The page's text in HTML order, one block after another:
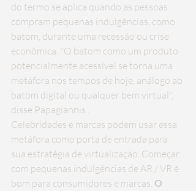
do termo se aplica quando as pessoas
compram pequenas indulgências, como
batom, durante uma recessão ou crise
econômica. "O batom como um produto
potencialmente acessível se torna uma
metáfora nos tempos de hoje, análogo ao
batom digital ou qualquer bem virtual",
disse Papagiannis .
Celebridades e marcas podem usar essa
metáfora como porta de entrada para
sua estratégia de virtualização. Começar
com pequenas indulgências de AR / VR é
bom para consumidores e marcas. O